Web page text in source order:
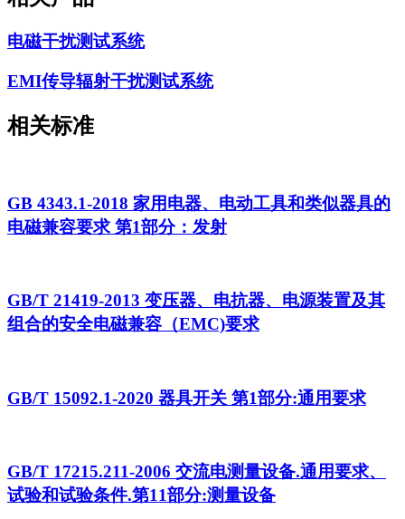
电磁干扰测试系统
EMI传导辐射干扰测试系统
相关标准
GB 4343.1-2018 家用电器、电动工具和类似器具的
电磁兼容要求 第1部分：发射
GB/T 21419-2013 变压器、电抗器、电源装置及其
组合的安全电磁兼容（EMC)要求
GB/T 15092.1-2020 器具开关 第1部分:通用要求
GB/T 17215.211-2006 交流电测量设备.通用要求、
试验和试验条件.第11部分:测量设备